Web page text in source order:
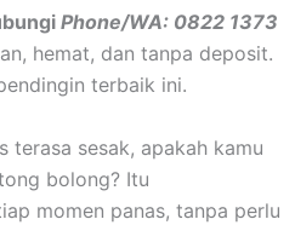
Phone/WA: 0822 1373
hemat, dan tanpa deposit.
terbaik ini.
sesak, apakah kamu
bolong? Itu
momen panas, tanpa perlu